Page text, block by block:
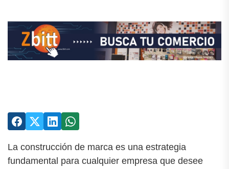
La construcción de marca es una estrategia
fundamental para cualquier empresa que desee